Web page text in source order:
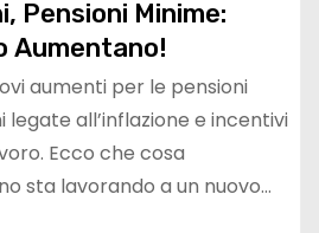
Pensioni Minime:
Aumentano!
aumenti per le pensioni
legate all’inflazione e incentivi
Ecco che cosa
sta lavorando a un nuovo…